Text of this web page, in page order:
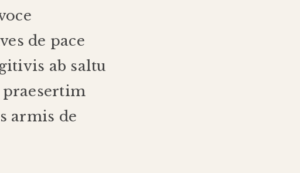
de pace
ab saltu
praesertim
armis de